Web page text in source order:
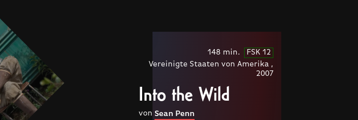
148 min.
FSK 12
Vereinigte Staaten von Amerika ,
2007
Into the Wild
von Sean Penn